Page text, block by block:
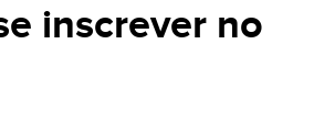
inscrever no